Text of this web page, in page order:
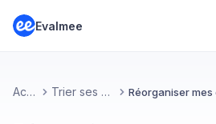
Evalmee
Accueil Trier ses examens